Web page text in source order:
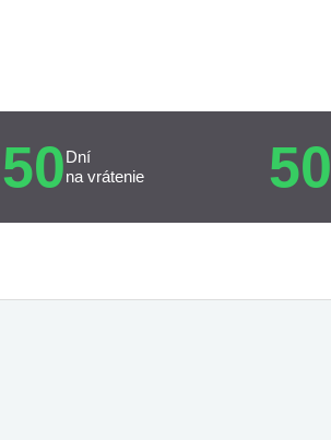
50Dní
na vrátenie
50